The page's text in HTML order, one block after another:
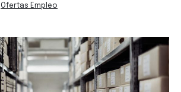
Ofertas Empleo